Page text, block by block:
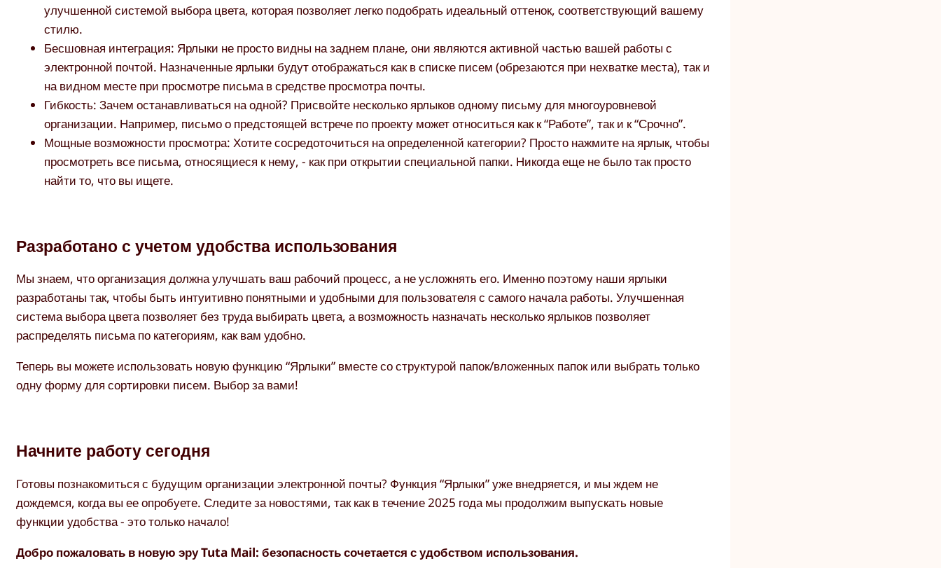
улучшенной системой выбора цвета, которая позволяет легко подобрать идеальный оттенок, соответствующий вашему
стилю.
Бесшовная интеграция: Ярлыки не просто видны на заднем плане, они являются активной частью вашей работы с
электронной почтой. Назначенные ярлыки будут отображаться как в списке писем (обрезаются при нехватке места), так и
на видном месте при просмотре письма в средстве просмотра почты.
Гибкость: Зачем останавливаться на одной? Присвойте несколько ярлыков одному письму для многоуровневой
организации. Например, письмо о предстоящей встрече по проекту может относиться как к “Работе”, так и к “Срочно”.
Мощные возможности просмотра: Хотите сосредоточиться на определенной категории? Просто нажмите на ярлык, чтобы
просмотреть все письма, относящиеся к нему, - как при открытии специальной папки. Никогда еще не было так просто
найти то, что вы ищете.
Разработано с учетом удобства использования
Мы знаем, что организация должна улучшать ваш рабочий процесс, а не усложнять его. Именно поэтому наши ярлыки
разработаны так, чтобы быть интуитивно понятными и удобными для пользователя с самого начала работы. Улучшенная
система выбора цвета позволяет без труда выбирать цвета, а возможность назначать несколько ярлыков позволяет
распределять письма по категориям, как вам удобно.
Теперь вы можете использовать новую функцию “Ярлыки” вместе со структурой папок/вложенных папок или выбрать только
одну форму для сортировки писем. Выбор за вами!
Начните работу сегодня
Готовы познакомиться с будущим организации электронной почты? Функция “Ярлыки” уже внедряется, и мы ждем не
дождемся, когда вы ее опробуете. Следите за новостями, так как в течение 2025 года мы продолжим выпускать новые
функции удобства - это только начало!
Добро пожаловать в новую эру Tuta Mail: безопасность сочетается с удобством использования.